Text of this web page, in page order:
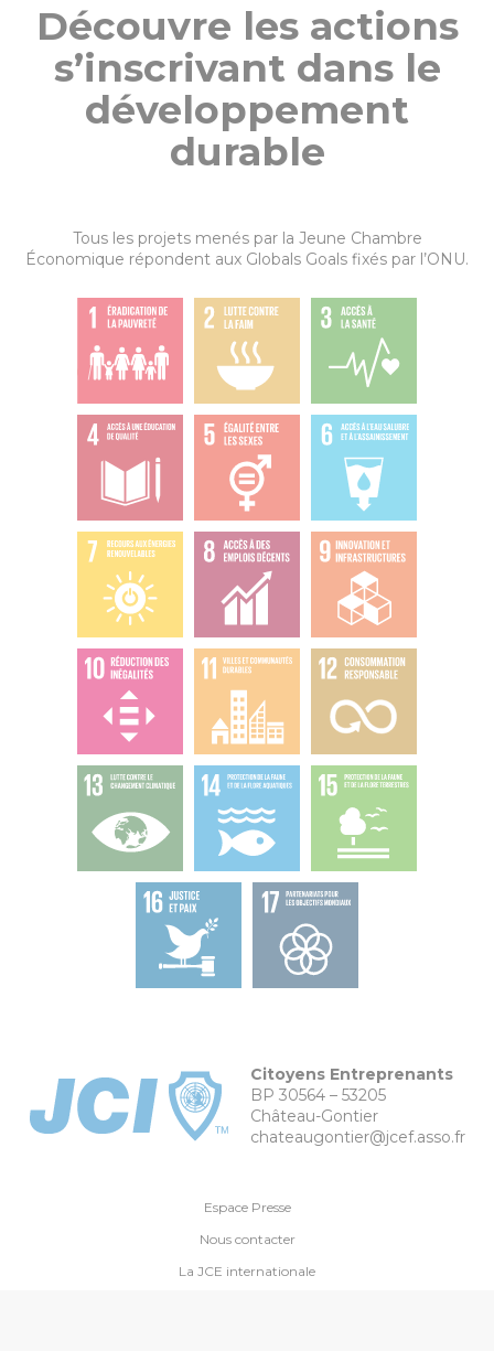
Découvre les actions
s’inscrivant dans le
développement
durable
Tous les projets menés par la Jeune Chambre
Économique répondent aux Globals Goals fixés par l’ONU.
Citoyens Entreprenants
BP 30564 – 53205
Château-Gontier
chateaugontier@jcef.asso.fr
Espace Presse
Nous contacter
La JCE internationale